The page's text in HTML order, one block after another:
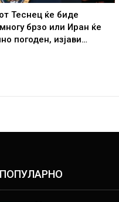
Теснец ќе биде
брзо или Иран ќе
погоден, изјави…
ПОПУЛАРНО